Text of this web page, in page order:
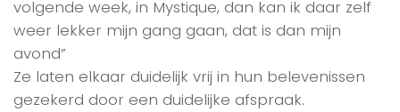
volgende week, in Mystique, dan kan ik daar zelf
weer lekker mijn gang gaan, dat is dan mijn
avond”
Ze laten elkaar duidelijk vrij in hun belevenissen
gezekerd door een duidelijke afspraak.